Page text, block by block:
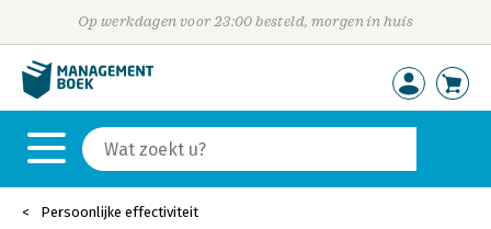
Op werkdagen voor 23:00 besteld, morgen in huis
Persoonlijke effectiviteit